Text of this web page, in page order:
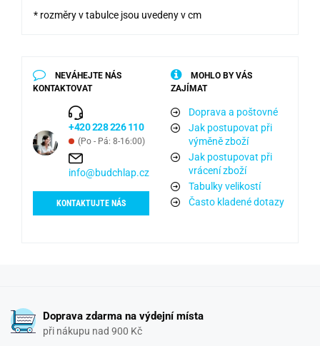
* rozměry v tabulce jsou uvedeny v cm
NEVÁHEJTE NÁS
KONTAKTOVAT
+420 228 226 110
(Po - Pá: 8-16:00)
info@budchlap.cz
KONTAKTUJTE NÁS
MOHLO BY VÁS
ZAJÍMAT
Doprava a poštovné
Jak postupovat při
výměně zboží
Jak postupovat při
vrácení zboží
Tabulky velikostí
Často kladené dotazy
Doprava zdarma na výdejní místa
při nákupu nad 900 Kč